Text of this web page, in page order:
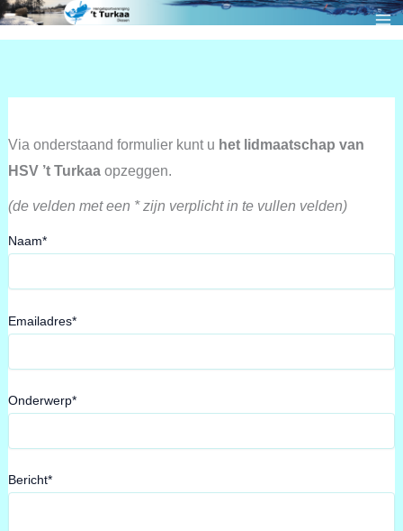
Ga
naar
Via onderstaand formulier kunt u het lidmaatschap van
HSV ’t Turkaaopzeggen.
(de velden met een * zijn verplicht in te vullen velden)
Naam*
Emailadres*
Onderwerp*
Bericht*